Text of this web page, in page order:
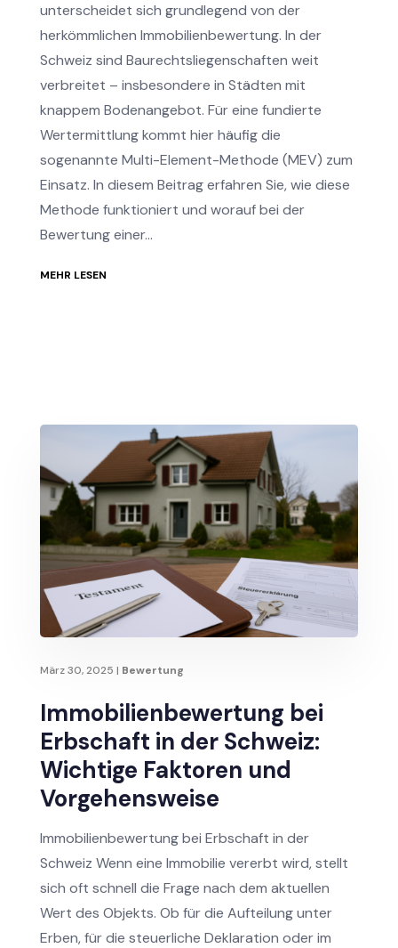
unterscheidet sich grundlegend von der
herkömmlichen Immobilienbewertung. In der
Schweiz sind Baurechtsliegenschaften weit
verbreitet – insbesondere in Städten mit
knappem Bodenangebot. Für eine fundierte
Wertermittlung kommt hier häufig die
sogenannte Multi-Element-Methode (MEV) zum
Einsatz. In diesem Beitrag erfahren Sie, wie diese
Methode funktioniert und worauf bei der
Bewertung einer...
MEHR LESEN
Immobilienbewertung bei
Erbschaft in der Schweiz:
Wichtige Faktoren und
Vorgehensweise
März 30, 2025 | Bewertung
Immobilienbewertung bei Erbschaft in der
Schweiz Wenn eine Immobilie vererbt wird, stellt
sich oft schnell die Frage nach dem aktuellen
Wert des Objekts. Ob für die Aufteilung unter
Erben, für die steuerliche Deklaration oder im